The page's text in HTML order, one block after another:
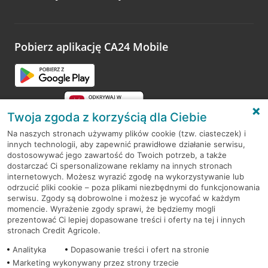
opinie.
Pobierz aplikację CA24 Mobile
RODO
Regulamin serwisu
Mapa serwisu
PolitykaCookies
Twoja zgoda z korzyścią dla Ciebie
Na naszych stronach używamy plików cookie (tzw. ciasteczek) i
innych technologii, aby zapewnić prawidłowe działanie serwisu,
dostosowywać jego zawartość do Twoich potrzeb, a także
dostarczać Ci spersonalizowane reklamy na innych stronach
internetowych. Możesz wyrazić zgodę na wykorzystywanie lub
odrzucić pliki cookie – poza plikami niezbędnymi do funkcjonowania
serwisu. Zgody są dobrowolne i możesz je wycofać w każdym
momencie. Wyrażenie zgody sprawi, że będziemy mogli
prezentować Ci lepiej dopasowane treści i oferty na tej i innych
stronach Credit Agricole.
Analityka
Dopasowanie treści i ofert na stronie
Marketing wykonywany przez strony trzecie